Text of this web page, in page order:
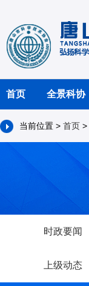
首页 全景科协
当前位置 > 首页 >
时政要闻
上级动态